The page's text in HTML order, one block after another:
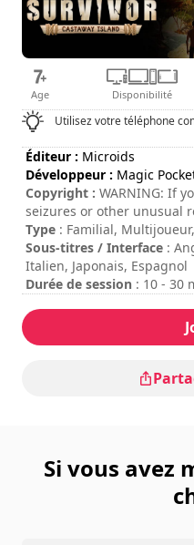
Age Disponibilité
Utilisez votre téléphone
Éditeur : Microids
Développeur : Magic
Copyright : WARNING: If
seizures or other unusual
patterns, consult a doctor
users should read the
available in the system
software. A Nintendo
Survivor ™©1997 Castaway
Licensed by Banijay
Published by Microids SA.
Type : Familial,
Sous-titres / Interface :
Italien, Japonais, Espagnol
Durée de session : 10 - 30
Difficulté
Mode multijoueur
: Local,
Si vous avez